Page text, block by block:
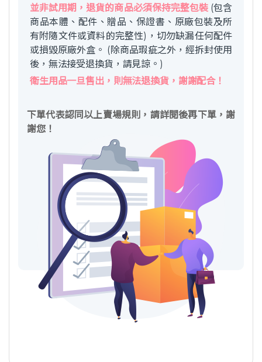
並非試用期，退貨的商品必須保持完整包裝(包含
商品本體、配件、贈品、保證書、原廠包裝及所
有附隨文件或資料的完整性)，切勿缺漏任何配件
或損毀原廠外盒。 (除商品瑕疵之外，經拆封使用
後，無法接受退換貨，請見諒。)
衛生用品一旦售出，則無法退換貨，謝謝配合！
下單代表認同以上賣場規則，請詳閱後再下單，謝
謝您！